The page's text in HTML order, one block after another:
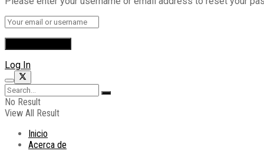
Log In
No Result
View All Result
Inicio
Acerca de